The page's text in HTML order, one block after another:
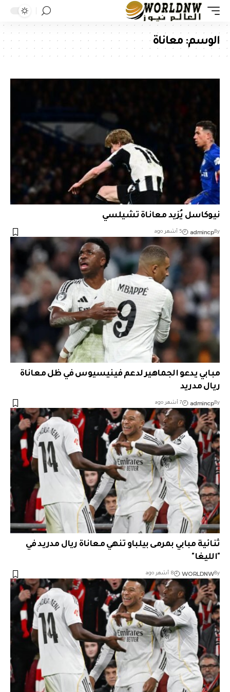
الوسم: معاناة
نيوكاسل يُزيد معاناة تشيلسي
By
admincp 5 أشهر ago
مبابي يدعو الجماهير لدعم فينيسيوس في ظل معاناة
ريال مدريد
By
admincp 7 أشهر ago
ثنائية مبابي بمرمى بيلباو تنهي معاناة ريال مدريد في
"الليغا"
By
WORLDNW 8 أشهر ago